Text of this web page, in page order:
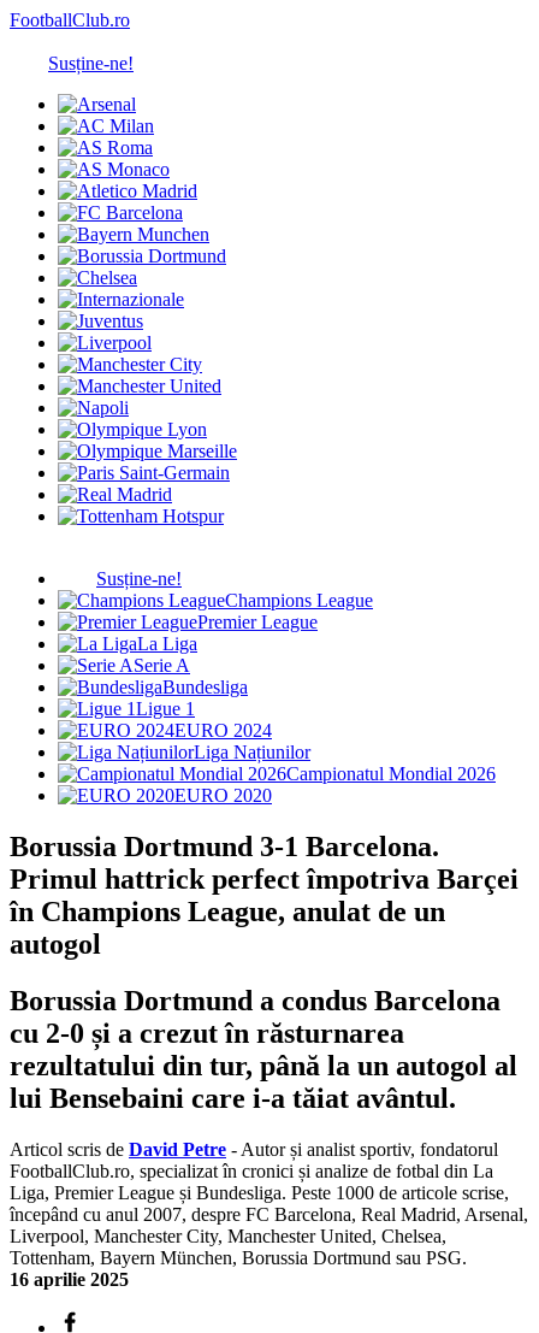
FootballClub.ro
Susține-ne!
Susține-ne!
Champions League
Premier League
La Liga
Serie A
Bundesliga
Ligue 1
EURO 2024
Liga Națiunilor
Campionatul Mondial 2026
EURO 2020
Borussia Dortmund 3-1 Barcelona.
Primul hattrick perfect împotriva Barçei
în Champions League, anulat de un
autogol
Borussia Dortmund a condus Barcelona
cu 2-0 și a crezut în răsturnarea
rezultatului din tur, până la un autogol al
lui Bensebaini care i-a tăiat avântul.
Articol scris de David Petre - Autor și analist sportiv, fondatorul
FootballClub.ro, specializat în cronici și analize de fotbal din La
Liga, Premier League și Bundesliga. Peste 1000 de articole scrise,
începând cu anul 2007, despre FC Barcelona, Real Madrid, Arsenal,
Liverpool, Manchester City, Manchester United, Chelsea,
Tottenham, Bayern München, Borussia Dortmund sau PSG.
16 aprilie 2025